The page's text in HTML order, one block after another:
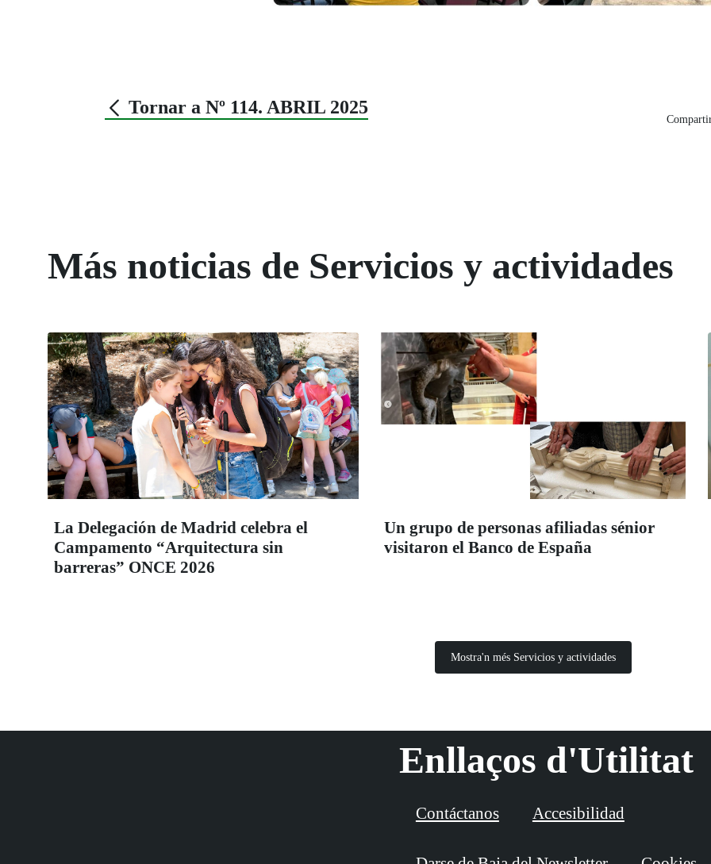
Tornar a Nº 114. ABRIL 2025
Más noticias de Servicios y actividades
La Delegación de Madrid celebra el
Campamento “Arquitectura sin
barreras” ONCE 2026
Un grupo de personas afiliadas sénior
visitaron el Banco de España
Mostra'n més Servicios y actividades
Enllaços d'Utilitat
Contáctanos Accesibilidad